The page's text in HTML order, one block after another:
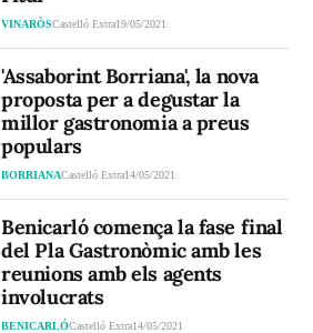
VINARÒSCastelló Extra19/05/2021
'Assaborint Borriana', la nova
proposta per a degustar la
millor gastronomia a preus
populars
BORRIANACastelló Extra14/05/2021
Benicarló comença la fase final
del Pla Gastronòmic amb les
reunions amb els agents
involucrats
BENICARLÓCastelló Extra14/05/2021